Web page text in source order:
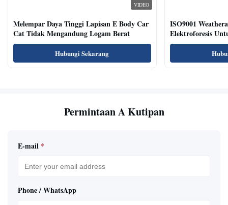
VIDEO
Melempar Daya Tinggi Lapisan E Body Car
Cat Tidak Mengandung Logam Berat
Hubungi Sekarang
ISO9001
Elektroforesis
Permintaan A Kutipan
E-mail *
Phone / WhatsApp